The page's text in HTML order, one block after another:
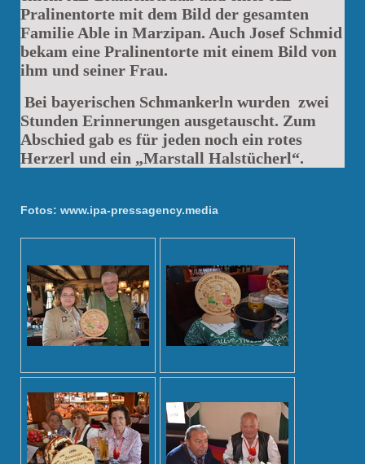
Pralinentorte mit dem Bild der gesamten
Familie Able in Marzipan. Auch Josef Schmid
bekam eine Pralinentorte mit einem Bild von
ihm und seiner Frau.
Bei bayerischen Schmankerln wurden zwei
Stunden Erinnerungen ausgetauscht. Zum
Abschied gab es für jeden noch ein rotes
Herzerl und ein „Marstall Halstücherl“.
Fotos: www.ipa-pressagency.media